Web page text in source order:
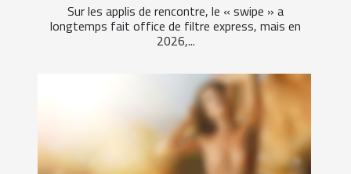
Sur les applis de rencontre, le « swipe » a
longtemps fait office de filtre express, mais en
2026,...